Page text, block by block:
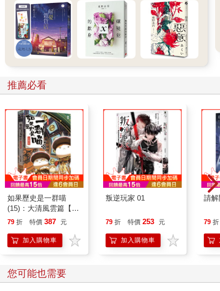
人已經很少使用的埋葬法，逝者與生者，魂靈與肉體共居一室。
小鐵高中畢業後，阿木師也許是放了心而決定忘記一切，一開始
只是忘了將機車鑰匙丟進座墊箱，買酒忘了帶錢，漸漸地他忘了
部落裡的耆老和故友的名字，忘了鳥的叫聲和上山該準備什麼食
材，幾年後連星星和自己的名字都忘了，就連昔日的登山客在路
上遇到他叫「阿木師」他也不回應。不過他仍會等小鐵睡著後，
騎那輛打檔的野狼，穿過蜿蜒的山路來到登山口，獨自一人夜攀
到大崩壁的前面，望著月光下那棵斜立崩壁下方的巨大樹影。漸
漸地，他連那棵樹的地點也忘了，只是茫然地在村子森林間的山
4
雲在兩千米
The Clouds Are Two Thousand Meters Up
關當然知道多年以前，尋找雲豹的人們，累積動用了一千多台相
機，在十六萬個工作天裡，拍攝了上百萬張照片，卻一隻雲豹也
沒有拍到。一般來說，其他還有雲豹生存的國家，通常在一百到
八百個工作天之間就可以拍到一張照片。這十架攝影機出自一種
絕望的觀看。關的目的不是尋找雲豹，而是感受和小說裡的人物
一樣的心情――如果阿豹後來也像他一樣上山的話，等於他們都
在做一件徒勞的事。
人為什麼不能做徒勞之事呢？活著本身難道不是一種徒勞之事
嗎？
每隔一段時間，關的雲端就會多出一批地圖。關一看就知道是舒
的資料圖合併，繼續疊出一條又一條的黑路，那些黑路編織出一
推薦必看
如果歷史是一群喵
(15)：大清風雲篇【萌
貓漫畫學歷史】
79 折 特價 387 元
加入購物車
叛逆玩家 01
79 折 特價 253 元
加入購物車
請解
79 折
您可能也需要